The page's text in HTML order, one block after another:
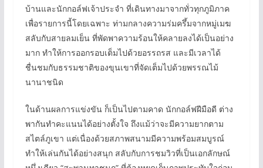
บ้านและนักกอล์ฟเจ้าประจำ ที่เดินทางมาจากทั่วทุกภูมิภาค
เพื่อรายการนี้โดยเฉพาะ ท่ามกลางความร่มครึ้มจากหมู่เมฆ
สลับกับสายลมเย็น ที่พัดพาความร้อนให้คลายลงได้เป็นอย่าง
มาก ทำให้การออกรอบเต็มไปด้วยอรรถรส และมีเวลาได้
ชื่นชมกับธรรมชาติของขุนเขาที่จัดเต็มไปด้วยพรรณไม้
นานาชนิด
ในด้านผลการแข่งขัน ก็เป็นไปตามคาด นักกอล์ฟฝีมือดี ต่าง
พากันทำคะแนนได้อย่างตั้งใจ ถึงแม้ว่าจะมีความยากตาม
สไตล์ภูเขา แต่เนื่องด้วยสภาพสนามมีความพร้อมสมบูรณ์
ทำให้เล่นกันได้อย่างสนุก สลับกับการชมวิวที่เป็นเอกลักษณ์